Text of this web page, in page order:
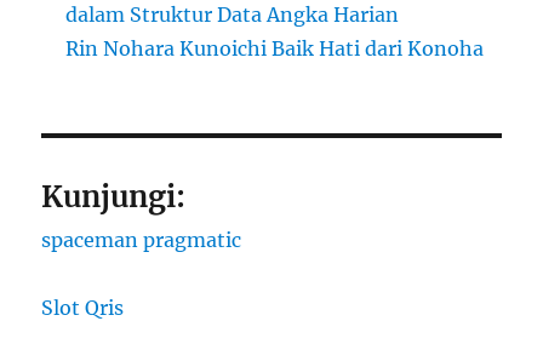
dalam Struktur Data Angka Harian
Rin Nohara Kunoichi Baik Hati dari Konoha
Kunjungi:
spaceman pragmatic
Slot Qris